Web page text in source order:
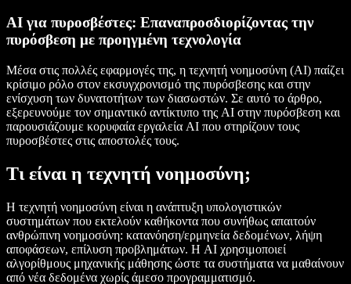
AI για πυροσβέστες: Επαναπροσδιορίζοντας την
πυρόσβεση με προηγμένη τεχνολογία
Μέσα στις πολλές εφαρμογές της, η τεχνητή νοημοσύνη (AI) παίζει
κρίσιμο ρόλο στον εκσυγχρονισμό της πυρόσβεσης και στην
ενίσχυση των δυνατοτήτων των διασωστών. Σε αυτό το άρθρο,
εξερευνούμε τον σημαντικό αντίκτυπο της AI στην πυρόσβεση και
παρουσιάζουμε κορυφαία εργαλεία AI που στηρίζουν τους
πυροσβέστες στις αποστολές τους.
Τι είναι η τεχνητή νοημοσύνη;
Η τεχνητή νοημοσύνη είναι η ανάπτυξη υπολογιστικών
συστημάτων που εκτελούν καθήκοντα που συνήθως απαιτούν
ανθρώπινη νοημοσύνη: κατανόηση/ερμηνεία δεδομένων, λήψη
αποφάσεων, επίλυση προβλημάτων. Η AI χρησιμοποιεί
αλγορίθμους μηχανικής μάθησης ώστε τα συστήματα να μαθαίνουν
από νέα δεδομένα χωρίς άμεσο προγραμματισμό.